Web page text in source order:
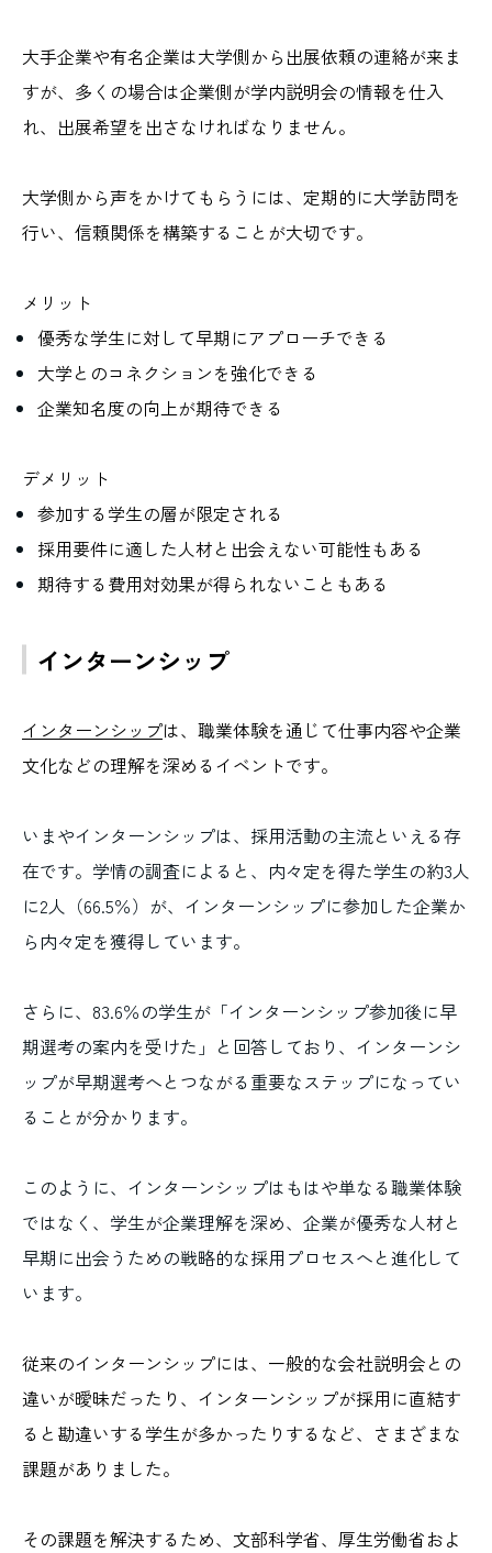
大手企業や有名企業は大学側から出展依頼の連絡が来ま
すが、多くの場合は企業側が学内説明会の情報を仕入
れ、出展希望を出さなければなりません。
大学側から声をかけてもらうには、定期的に大学訪問を
行い、信頼関係を構築することが大切です。
メリット
優秀な学生に対して早期にアプローチできる
大学とのコネクションを強化できる
企業知名度の向上が期待できる
デメリット
参加する学生の層が限定される
採用要件に適した人材と出会えない可能性もある
期待する費用対効果が得られないこともある
インターンシップ
インターンシップは、職業体験を通じて仕事内容や企業
文化などの理解を深めるイベントです。
いまやインターンシップは、採用活動の主流といえる存
在です。学情の調査によると、内々定を得た学生の約3人
に2人（66.5％）が、インターンシップに参加した企業か
ら内々定を獲得しています。
さらに、83.6％の学生が「インターンシップ参加後に早
期選考の案内を受けた」と回答しており、インターンシ
ップが早期選考へとつながる重要なステップになってい
ることが分かります。
このように、インターンシップはもはや単なる職業体験
ではなく、学生が企業理解を深め、企業が優秀な人材と
早期に出会うための戦略的な採用プロセスへと進化して
います。
従来のインターンシップには、一般的な会社説明会との
違いが曖昧だったり、インターンシップが採用に直結す
ると勘違いする学生が多かったりするなど、さまざまな
課題がありました。
その課題を解決するため、文部科学省、厚生労働省およ